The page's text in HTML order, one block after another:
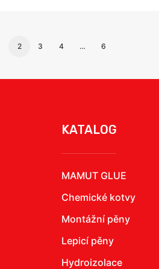
2 3 4 … 6
KATALOG
MAMUT GLUE
Chemické kotvy
Montážní pěny
Lepicí pěny
Hydroizolace